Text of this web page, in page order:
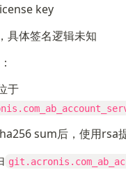
key
具体签名逻辑未知
于
sum后，使用rsa